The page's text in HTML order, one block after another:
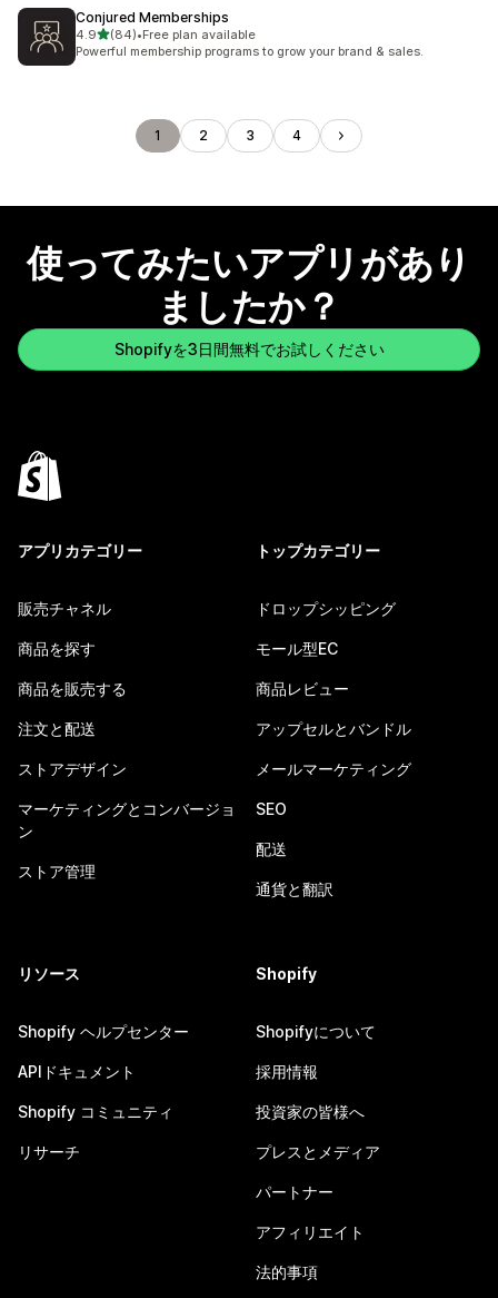
Conjured Memberships
4.95つ星中
(84)
合計レビュー数：84件
•Free plan available
Powerful membership programs to grow your brand & sales.
1 2 3 4
使ってみたいアプリがあり
ましたか？
Shopifyを3日間無料でお試しください
アプリカテゴリー
販売チャネル
商品を探す
商品を販売する
注文と配送
ストアデザイン
マーケティングとコンバージョ
ン
ストア管理
トップカテゴリー
ドロップシッピング
モール型EC
商品レビュー
アップセルとバンドル
メールマーケティング
SEO
配送
通貨と翻訳
リソース
Shopify ヘルプセンター
APIドキュメント
Shopify コミュニティ
リサーチ
Shopify
Shopifyについて
採用情報
投資家の皆様へ
プレスとメディア
パートナー
アフィリエイト
法的事項